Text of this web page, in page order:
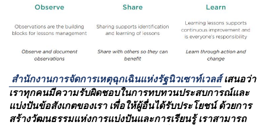
สำนักงานการจัดการเหตุฉุกเฉินแห่งรัฐนิวเซาท์เวลส์เสนอว่า
เราทุกคนมีความรับผิดชอบในการทบทวนประสบการณ์และ
แบ่งปันข้อสังเกตของเรา เพื่อให้ผู้อื่นได้รับประโยชน์ ด้วยการ
สร้างวัฒนธรรมแห่งการแบ่งปันและการเรียนรู้ เราสามารถ